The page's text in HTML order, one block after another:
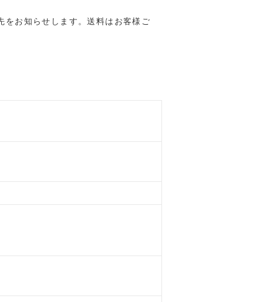
をお知らせします。送料はお客様ご